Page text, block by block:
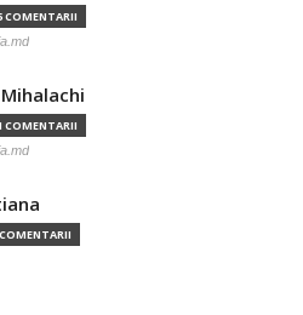
COMENTARII
COMENTARII